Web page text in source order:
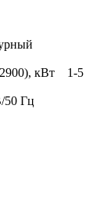
кВт 1-5
50 Гц